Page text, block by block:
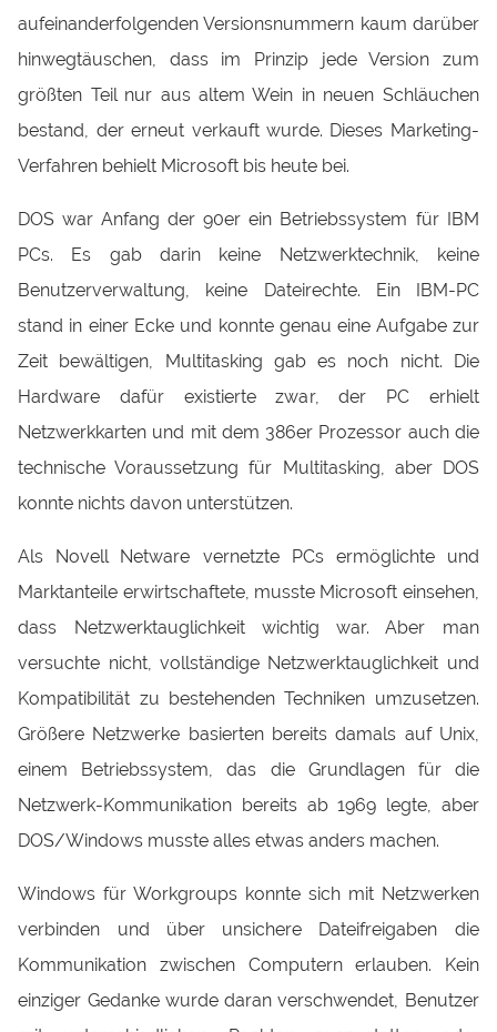
aufeinanderfolgenden Versionsnummern kaum darüber
hinwegtäuschen, dass im Prinzip jede Version zum
größten Teil nur aus altem Wein in neuen Schläuchen
bestand, der erneut verkauft wurde. Dieses Marketing-
Verfahren behielt Microsoft bis heute bei.
DOS war Anfang der 90er ein Betriebssystem für IBM
PCs. Es gab darin keine Netzwerktechnik, keine
Benutzerverwaltung, keine Dateirechte. Ein IBM-PC
stand in einer Ecke und konnte genau eine Aufgabe zur
Zeit bewältigen, Multitasking gab es noch nicht. Die
Hardware dafür existierte zwar, der PC erhielt
Netzwerkkarten und mit dem 386er Prozessor auch die
technische Voraussetzung für Multitasking, aber DOS
konnte nichts davon unterstützen.
Als Novell Netware vernetzte PCs ermöglichte und
Marktanteile erwirtschaftete, musste Microsoft einsehen,
dass Netzwerktauglichkeit wichtig war. Aber man
versuchte nicht, vollständige Netzwerktauglichkeit und
Kompatibilität zu bestehenden Techniken umzusetzen.
Größere Netzwerke basierten bereits damals auf Unix,
einem Betriebssystem, das die Grundlagen für die
Netzwerk-Kommunikation bereits ab 1969 legte, aber
DOS/Windows musste alles etwas anders machen.
Windows für Workgroups konnte sich mit Netzwerken
verbinden und über unsichere Dateifreigaben die
Kommunikation zwischen Computern erlauben. Kein
einziger Gedanke wurde daran verschwendet, Benutzer